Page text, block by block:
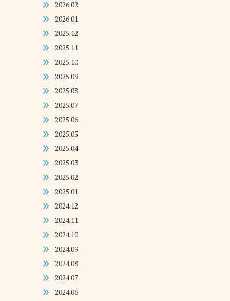
2026.02
2026.01
2025.12
2025.11
2025.10
2025.09
2025.08
2025.07
2025.06
2025.05
2025.04
2025.03
2025.02
2025.01
2024.12
2024.11
2024.10
2024.09
2024.08
2024.07
2024.06